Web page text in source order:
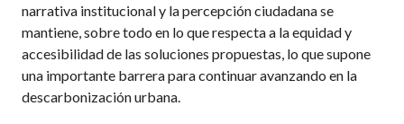
narrativa institucional y la percepción ciudadana se
mantiene, sobre todo en lo que respecta a la equidad y
accesibilidad de las soluciones propuestas, lo que supone
una importante barrera para continuar avanzando en la
descarbonización urbana.